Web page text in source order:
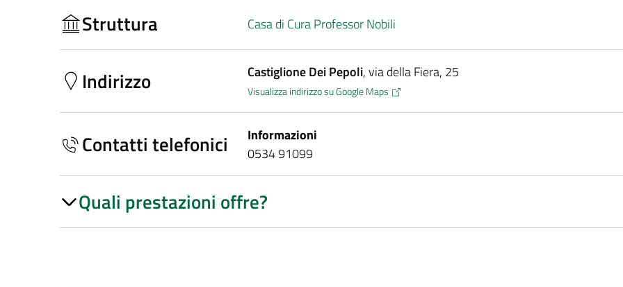
Struttura Casa di Cura Professor Nobili
Indirizzo Castiglione Dei Pepoli, via della Fiera, 25
Visualizza indirizzo su Google Maps
Contatti telefonici
Informazioni
0534 91099
Quali prestazioni offre?